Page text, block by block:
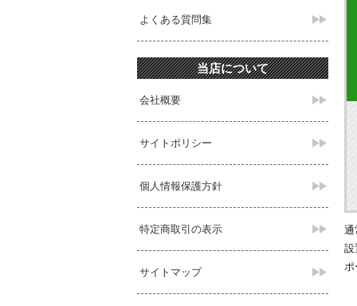
通
設
ポ
よくある質問集
当店について
会社概要
サイトポリシー
個人情報保護方針
特定商取引の表示
サイトマップ